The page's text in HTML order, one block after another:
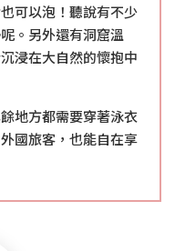
可以泡！聽說有不少
。另外還有洞窟溫
浸在大自然的懷抱中
地方都需要穿著泳衣
國旅客，也能自在享